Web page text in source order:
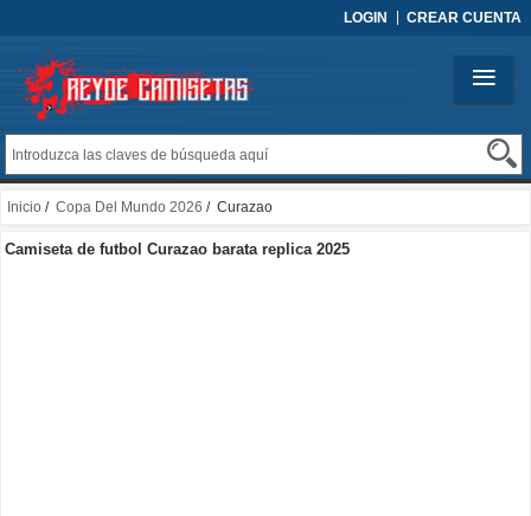
LOGIN CREAR CUENTA
Inicio / Copa Del Mundo 2026 / Curazao
Camiseta de futbol Curazao barata replica 2025